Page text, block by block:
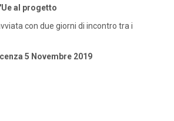
al progetto
con due giorni di incontro tra i
5 Novembre 2019